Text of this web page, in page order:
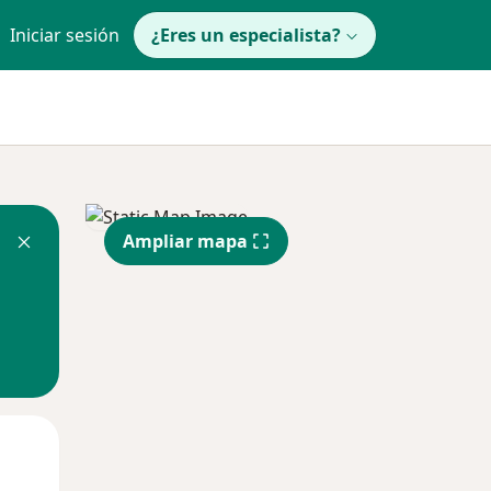
Iniciar sesión ¿Eres un especialista?
Ampliar mapa